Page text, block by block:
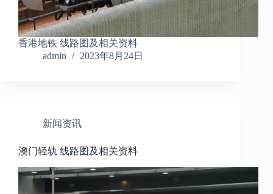
香港地铁 线路图及相关资料
admin
2023年8月24日
新闻资讯
澳门轻轨 线路图及相关资料